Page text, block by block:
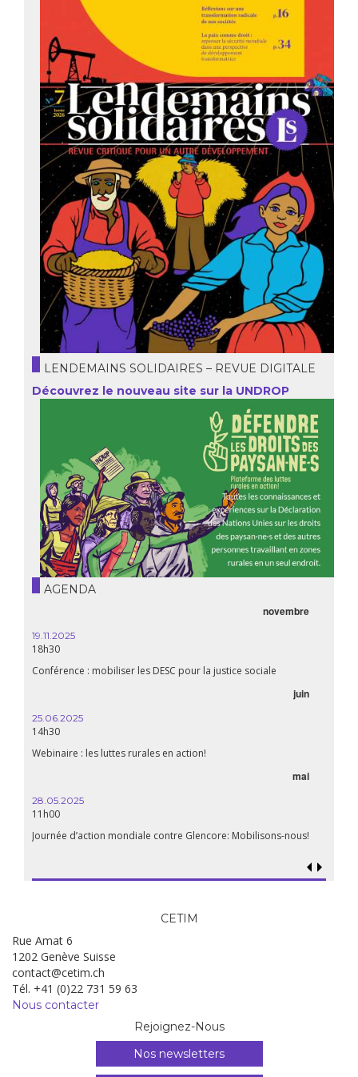
LENDEMAINS SOLIDAIRES – REVUE DIGITALE
Découvrez le nouveau site sur la UNDROP
AGENDA
novembre
19.11.2025
18h30
Conférence : mobiliser les DESC pour la justice sociale
juin
25.06.2025
14h30
Webinaire : les luttes rurales en action!
mai
28.05.2025
11h00
Journée d’action mondiale contre Glencore: Mobilisons-nous!
CETIM
Rue Amat 6
1202 Genève Suisse
contact@cetim.ch
Tél. +41 (0)22 731 59 63
Nous contacter
Rejoignez-Nous
Nos newsletters